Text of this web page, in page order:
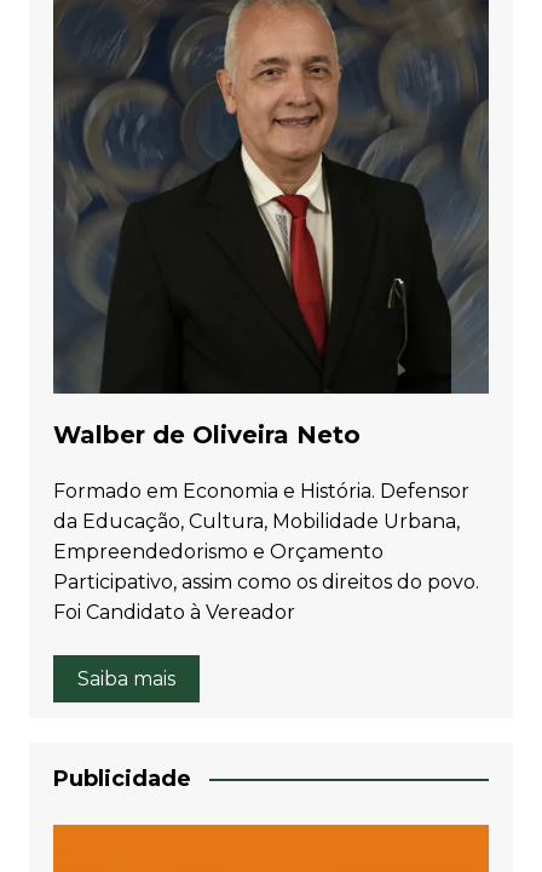
Walber de Oliveira Neto
Formado em Economia e História. Defensor
da Educação, Cultura, Mobilidade Urbana,
Empreendedorismo e Orçamento
Participativo, assim como os direitos do povo.
Foi Candidato à Vereador
Saiba mais
Publicidade